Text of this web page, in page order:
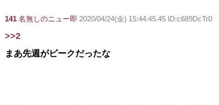
141 名無しのニュー即 2020/04/24(金) 15:44:45.45 ID:c689DcTr0
>>2
まあ先週がピークだったな